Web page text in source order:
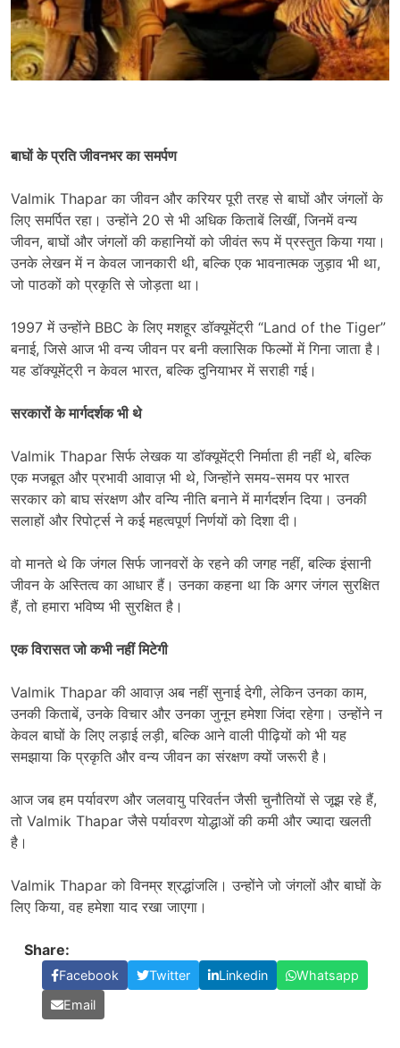
बाघों के प्रति जीवनभर का समर्पण
Valmik Thapar का जीवन और करियर पूरी तरह से बाघों और जंगलों के
लिए समर्पित रहा। उन्होंने 20 से भी अधिक किताबें लिखीं, जिनमें वन्य
जीवन, बाघों और जंगलों की कहानियों को जीवंत रूप में प्रस्तुत किया गया।
उनके लेखन में न केवल जानकारी थी, बल्कि एक भावनात्मक जुड़ाव भी था,
जो पाठकों को प्रकृति से जोड़ता था।
1997 में उन्होंने BBC के लिए मशहूर डॉक्यूमेंट्री “Land of the Tiger”
बनाई, जिसे आज भी वन्य जीवन पर बनी क्लासिक फिल्मों में गिना जाता है।
यह डॉक्यूमेंट्री न केवल भारत, बल्कि दुनियाभर में सराही गई।
सरकारों के मार्गदर्शक भी थे
Valmik Thapar सिर्फ लेखक या डॉक्यूमेंट्री निर्माता ही नहीं थे, बल्कि
एक मजबूत और प्रभावी आवाज़ भी थे, जिन्होंने समय-समय पर भारत
सरकार को बाघ संरक्षण और वन्यि नीति बनाने में मार्गदर्शन दिया। उनकी
सलाहों और रिपोर्ट्स ने कई महत्वपूर्ण निर्णयों को दिशा दी।
वो मानते थे कि जंगल सिर्फ जानवरों के रहने की जगह नहीं, बल्कि इंसानी
जीवन के अस्तित्व का आधार हैं। उनका कहना था कि अगर जंगल सुरक्षित
हैं, तो हमारा भविष्य भी सुरक्षित है।
एक विरासत जो कभी नहीं मिटेगी
Valmik Thapar की आवाज़ अब नहीं सुनाई देगी, लेकिन उनका काम,
उनकी किताबें, उनके विचार और उनका जुनून हमेशा जिंदा रहेगा। उन्होंने न
केवल बाघों के लिए लड़ाई लड़ी, बल्कि आने वाली पीढ़ियों को भी यह
समझाया कि प्रकृति और वन्य जीवन का संरक्षण क्यों जरूरी है।
आज जब हम पर्यावरण और जलवायु परिवर्तन जैसी चुनौतियों से जूझ रहे हैं,
तो Valmik Thapar जैसे पर्यावरण योद्धाओं की कमी और ज्यादा खलती
है।
Valmik Thapar को विनम्र श्रद्धांजलि। उन्होंने जो जंगलों और बाघों के
लिए किया, वह हमेशा याद रखा जाएगा।
Share:
Facebook Twitter Linkedin
Whatsapp
Email